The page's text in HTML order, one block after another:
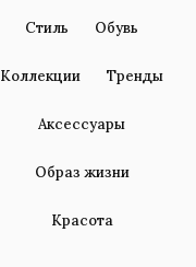
Стиль Обувь
Коллекции Тренды
Аксессуары
Образ жизни
Красота